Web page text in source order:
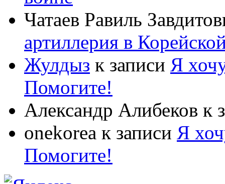
Чатаев Равиль
артиллерия в
Жулдыз к записи Я
Помогите!
Александр Алибеков к
onekorea к записи Я
Помогите!